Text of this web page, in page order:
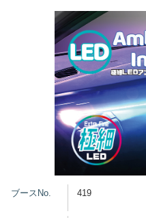
チケット
イベント
コンテスト
出展者
出展者一覧
展示車両一覧
イメージガール
ブースNo. 419